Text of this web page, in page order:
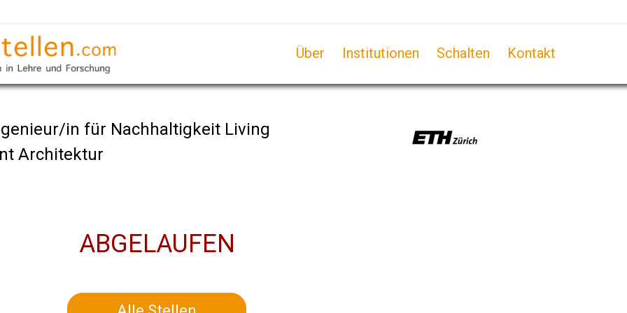
Über Institutionen Schalten Kontakt
in für Nachhaltigkeit Living
Architektur
ABGELAUFEN